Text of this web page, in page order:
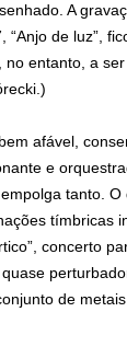
A
“Anjo de luz”,
no entanto, a
afável,
e
tanto.
tímbricas
concerto
de